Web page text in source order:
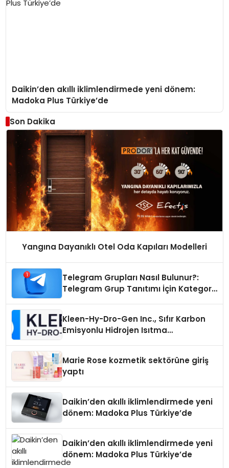
Daikin’den akıllı iklimlendirmede yeni dönem:
Madoka Plus Türkiye’de
Son Dakika
Yangına Dayanıklı Otel Oda Kapıları Modelleri
Telegram Grupları Nasıl Bulunur?:
Telegram Grup Tanıtımı İçin Kategori
Kleen-Hy-Dro-Gen Inc., Sıfır Karbon
Emisyonlu Hidrojen Isıtma
Marie Rose kozmetik sektörüne giriş
yaptı
Daikin’den akıllı iklimlendirmede yeni
dönem: Madoka Plus Türkiye’de
Daikin’den akıllı iklimlendirmede yeni
dönem: Madoka Plus Türkiye’de